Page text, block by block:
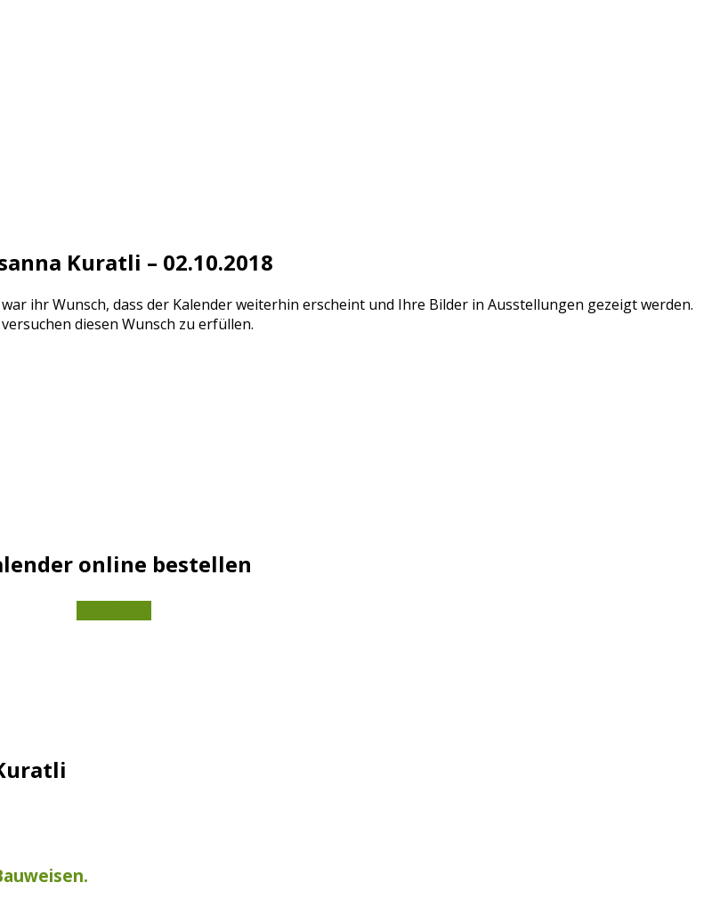
Kuratli – 02.10.2018
ihr Wunsch, dass der Kalender weiterhin erscheint und Ihre Bilder in Ausstellungen gezeigt werden.
diesen Wunsch zu erfüllen.
online bestellen